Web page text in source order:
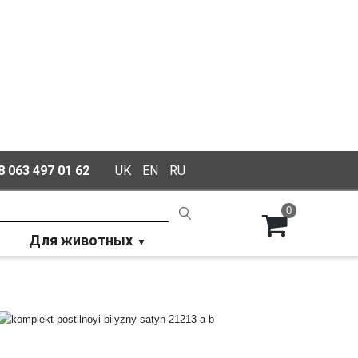
063 497 01 62 UK EN RU
Для животных
0